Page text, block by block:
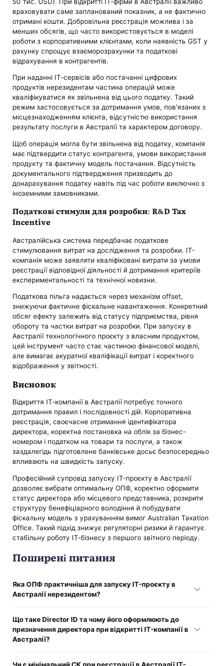
враховувати саме запланований показник, а не фактично
отримані кошти. Добровільна реєстрація можлива і за
менших обсягів, що часто використовується в моделі
роботи з корпоративними клієнтами, коли наявність GST у
рахунку спрощує взаєморозрахунки та податкові
відрахування в контрагентів.
При наданні ІТ-сервісів або постачанні цифрових
продуктів нерезидентам частина операцій може
кваліфікуватися як звільнена від цього податку. Такий
режим застосовується за дотримання умов, пов'язаних з
місцезнаходженням клієнта, відсутністю використання
результату послуги в Австралії та характером договору.
Щоб операція могла бути звільнена від податку, компанія
має підтвердити статус контрагента, умови використання
продукту та фактичну модель постачання. Відсутність
документального підтвердження призводить до
донарахування податку навіть під час роботи виключно з
іноземними замовниками.
Податкові стимули для розробки: R&D Tax
Incentive
Австралійська система передбачає податкове
стимулювання витрат на дослідження та розробки. ІТ-
компанія може заявляти кваліфіковані витрати за умови
реєстрації відповідної діяльності й дотримання критеріїв
експериментальності та технічної новизни.
Податкова пільга надається через механізм offset,
знижуючи фактичне фіскальне навантаження. Конкретний
обсяг ефекту залежить від статусу підприємства, рівня
обороту та частки витрат на розробки. При запуску в
Австралії технологічного проєкту з власним продуктом,
цей інструмент часто стає частиною фінансової моделі,
але вимагає акуратної кваліфікації витрат і коректного
відображення у звітності.
Висновок
Відкриття ІТ-компанії в Австралії потребує точного
дотримання правил і послідовності дій. Корпоративна
реєстрація, своєчасне отримання ідентифікатора
директора, коректна постановка на облік за бізнес-
номером і податком на товари та послуги, а також
заздалегідь підготовлене банківське досьє безпосередньо
впливають на швидкість запуску.
Професійний супровід запуску IT-проєкту в Австралії
дозволяє вибрати оптимальну ОПФ, коректно оформити
статус директора або місцевого представника, розкрити
структуру бенефіціарного володіння й побудувати
фіскальну модель з урахуванням вимог Australian Taxation
Office. Такий підхід знижує регуляторні ризики й гарантує
стабільну роботу ІТ-бізнесу з першого звітного періоду.
Поширені питання
Яка ОПФ практичніша для запуску IT-проєкту в
Австралії нерезидентом?
Pty Ltd, навіть якщо всі бенефіціари іноземці.
Австралійська proprietary company сприймається як
самостійна місцева юрособа, що спрощує укладання
банківського рахунку й участь у держпрограмах. Цей
Що таке Director ID та чому його оформлюють до
призначення директора при відкритті IT-компанії в
Австралії?